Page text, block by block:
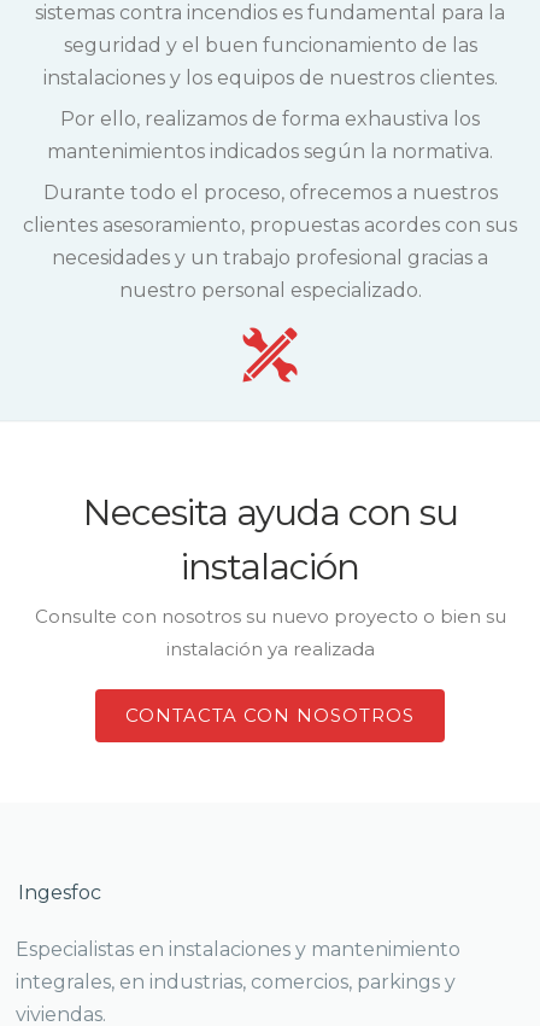
sistemas contra incendios es fundamental para la
seguridad y el buen funcionamiento de las
instalaciones y los equipos de nuestros clientes.
Por ello, realizamos de forma exhaustiva los
mantenimientos indicados según la normativa.
Durante todo el proceso, ofrecemos a nuestros
clientes asesoramiento, propuestas acordes con sus
necesidades y un trabajo profesional gracias a
nuestro personal especializado.
Necesita ayuda con su
instalación
Consulte con nosotros su nuevo proyecto o bien su
instalación ya realizada
CONTACTA CON NOSOTROS
Ingesfoc
Especialistas en instalaciones y mantenimiento
integrales, en industrias, comercios, parkings y
viviendas.